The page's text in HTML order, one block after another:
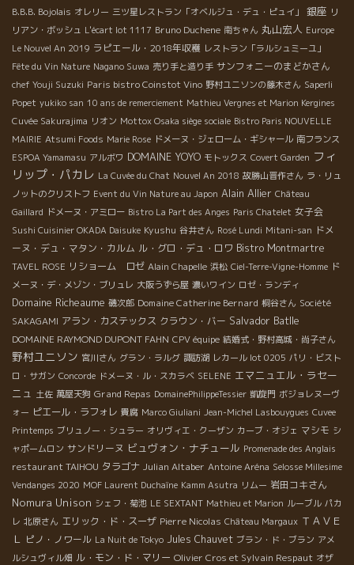
B.B.B. Bojolais オレリー 三ツ星レストラン「オベルジュ・デュ・ピュイ」 銀座 リ
リアン・ボッシュ L'écart lot 1117 Bruno Duchene 南ちゃん 丸山宏人 Europe
Le Nouvel An 2019 ラピエール・2018年収穫 レストラン「ラルシュミーユ」
Fête du Vin Nature Nagano Suwa 売り手と造り手 サンフォニーのまどかさん
chef Youji Suzuki Paris bistro Coinstot Vino 野村ユニソンの藤木さん Saperli
Popet yukiko san 10 ans de remerciement Mathieu Vergnes et Marion Kergines
Cuvée Sakurajima リオン Mottox Osaka siège sociale Bistro Paris NOUVELLE
MAIRIE Atsumi Foods Marie Rose ドメーヌ・ジェローム・ギシャール 南フランス
ESPOA Yamamasu アルボワ DOMAINE YOYO モトックス Covert Garden フィ
リップ・パカレ La Cuvée du Chat Nouvel An 2018 故勝山晋作さん ラ・リュ
ノットのクリストフ Event du Vin Nature au Japon Alain Allier Château
Gaillard ドメーヌ・アミロー Bistro La Part des Anges Paris Chatelet 女子会
Sushi Cuisinier OKADA Daisuke Kyushu 谷井さん Rosé Lundi Mitani-san ドメ
ーヌ・デュ・マタン・カルム ル・グロ・デュ・ロワ Bistro Montmartre
TAVEL ROSE リショーム ロゼ Alain Chapelle 浜松 Ciel-Terre-Vigne-Homme ド
メーヌ・デ・メゾン・ブリュレ 大阪うずら屋 濃いワイン ロゼ・ランディ
Domaine Richeaume 磯次郎 Domaine Catherine Bernard 桐谷さん Société
SAKAGAMI アラン・カステックス クラウン・バー Salvador Batlle
DOMAINE RAYMOND DUPONT FAHN CPV équipe 結婚式・野村高城・尚子さん
野村ユニソン 宮川さん グラン・ラルグ 諏訪湖 レカール lot 0205 パリ・ビスト
ロ・サガン Concorde ドメーヌ・ル・スカラベ SELENE エマニュエル・ラセー
ニュ 土佐 萬屋天狗 Grand Repas DomainePhilippeTessier 凱旋門 ボジョレヌーヴ
ォー ピエール・ラフォレ 貴腐 Marco Giuliani Jean-Michel Lasbouygues Cuvee
Printemps ブリュノー・シュラー オリヴィエ・クーザン カーブ・オジェ マシモ シ
ャポームロン サンドリーヌ ビュヴォン・ナチュール Promenade des Anglais
restaurant TAIHOU タラゴナ Julian Altaber Antoine Aréna Selosse Millesime
Vendanges 2020 MOF Laurent Duchaîne Kamm Asutra リムー 岩田コキさん
Nomura Unison シェフ・菊池 LE SEXTANT Mathieu et Marion ルーブル パカ
レ 北原さん エリック・ド・スーザ Pierre Nicolas Château Margaux ＴＡＶＥ
Ｌ ピノ・ノワール La Nuit de Tokyo Jules Chauvet ブラン・ド・ブラン アメ
ルシュヴィル畑 ル・モン・ド・マリー Olivier Cros et Sylvain Respaut オザ